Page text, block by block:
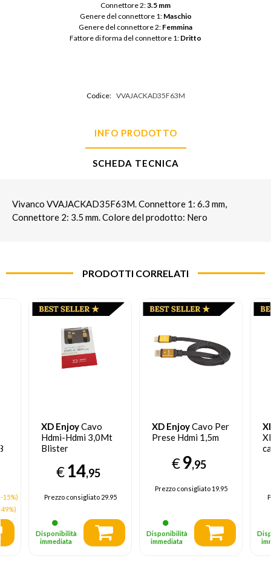
Connettore 2: 3.5 mm
Genere del connettore 1: Maschio
Genere del connettore 2: Femmina
Fattore di forma del connettore 1: Dritto
Codice: VVAJACKAD35F63M
INFO PRODOTTO
SCHEDA TECNICA
Vivanco VVAJACKAD35F63M. Connettore 1: 6.3 mm,
Connettore 2: 3.5 mm. Colore del prodotto: Nero
PRODOTTI CORRELATI
15%)
XD EnjoyCavo
Hdmi-Hdmi 3,0Mt
Blister
€14,95
Prezzo consigliato29.95
Disponibilità
immediata
XD EnjoyCavo Per
Prese Hdmi 1,5m
€9,95
Prezzo consigliato19.95
Disponibilità
immediata